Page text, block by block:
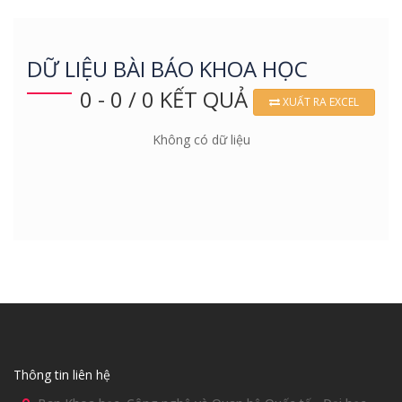
DỮ LIỆU BÀI BÁO KHOA HỌC
0 - 0 / 0 KẾT QUẢ
XUẤT RA EXCEL
Không có dữ liệu
Thông tin liên hệ